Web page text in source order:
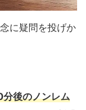
に疑問を投げか
後のノンレム